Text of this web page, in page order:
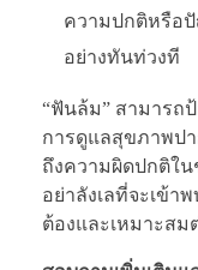
ความปกติหรือ
อย่างทันท่วงที
“ฟันล้ม” สามารถ
การดูแลสุขภาพป
ถึงความผิดปกติใ
อย่าลังเลที่จะเข้า
ต้องและเหมาะสม